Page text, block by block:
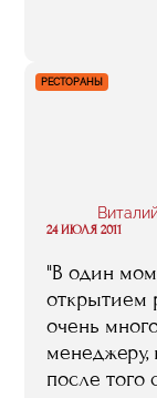
РЕСТОРАНЫ
24 ИЮЛЯ 2011
"В один
открытием
очень
менеджеру,
после того